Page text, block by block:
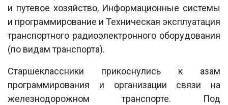
и путевое хозяйство, Информационные системы
и программирование и Техническая эксплуатация
транспортного радиоэлектронного оборудования
(по видам транспорта).
Старшеклассники прикоснулись к азам
программирования и организации связи на
железнодорожном транспорте. Под